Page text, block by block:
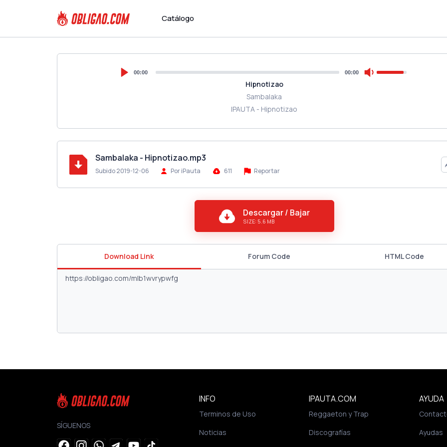
Catálogo
00:00 00:00
Hipnotizao
Sambalaka
IPAUTA - Hipnotizao
Sambalaka - Hipnotizao.mp3
Subido 2019-12-06 Por iPauta 611 Reportar
Descargar / Bajar
SIZE: 5.6 MB
Download Link Forum Code HTML Code
SÍGUENOS
INFO
Terminos de Uso
Noticias
IPAUTA.COM
Reggaeton y Trap
Discografías
AYUDA
Ayudas